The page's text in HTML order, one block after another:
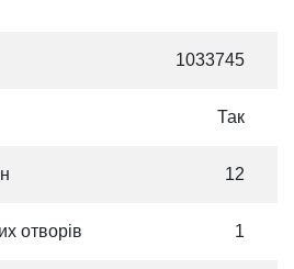
1033745
Так
12
отворів 1